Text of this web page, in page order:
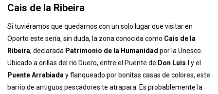
verano.
QUÉ VER A LAS ORILLAS DEL DUERO
Cais de la Ribeira
Si tuviéramos que quedarnos con un solo lugar que visitar en
Oporto este sería, sin duda, la zona conocida comoCais de la